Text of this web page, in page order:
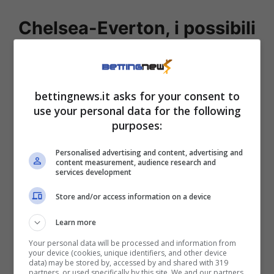
Chelsea-Everton, i possibili
di palla sfruttando le sgasate offerte dalle
corsie esterne. Queste le armi più importanti
stagione. L’attacco – però – è chiamato a
garantire qualcosa in più da un punto di vista
realizzativo. A tal proposito, in ottica tiratori,
intriga e non poco
L’attaccante del Chelsea prova spesso la
bettingnews.it asks for your consent to
use your personal data for the following
purposes:
Personalised advertising and content, advertising and
content measurement, audience research and
services development
Store and/or access information on a device
Learn more
Your personal data will be processed and information from
your device (cookies, unique identifiers, and other device
data) may be stored by, accessed by and shared with 319